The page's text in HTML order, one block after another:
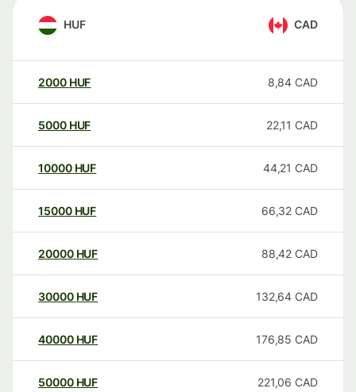
HUF CAD
2000 HUF 8,84 CAD
5000 HUF 22,11 CAD
10000 HUF 44,21 CAD
15000 HUF 66,32 CAD
20000 HUF 88,42 CAD
30000 HUF 132,64 CAD
40000 HUF 176,85 CAD
50000 HUF 221,06 CAD